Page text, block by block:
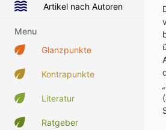
Artikel nach Autoren
Menu
Glanzpunkte
Kontrapunkte
Literatur
Ratgeber